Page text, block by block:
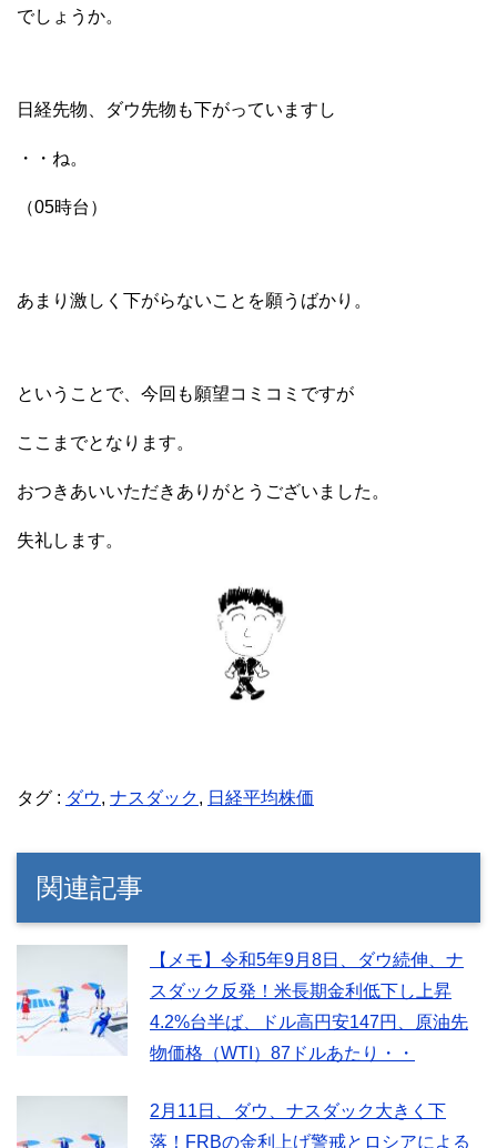
でしょうか。
日経先物、ダウ先物も下がっていますし
・・ね。
（05時台）
あまり激しく下がらないことを願うばかり。
ということで、今回も願望コミコミですが
ここまでとなります。
おつきあいいただきありがとうございました。
失礼します。
タグ : ダウ, ナスダック, 日経平均株価
関連記事
【メモ】令和5年9月8日、ダウ続伸、ナ
スダック反発！米長期金利低下し上昇
4.2%台半ば、ドル高円安147円、原油先
物価格（WTI）87ドルあたり・・
2月11日、ダウ、ナスダック大きく下
落！FRBの金利上げ警戒とロシアによる